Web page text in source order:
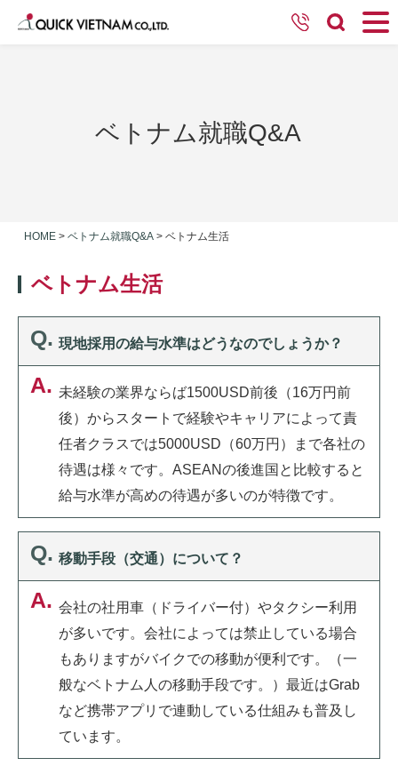
ベトナム就職Q&A
HOME > ベトナム就職Q&A > ベトナム生活
ベトナム生活
現地採用の給与水準はどうなのでしょうか？
未経験の業界ならば1500USD前後（16万円前
後）からスタートで経験やキャリアによって責
任者クラスでは5000USD（60万円）まで各社の
待遇は様々です。ASEANの後進国と比較すると
給与水準が高めの待遇が多いのが特徴です。
移動手段（交通）について？
会社の社用車（ドライバー付）やタクシー利用
が多いです。会社によっては禁止している場合
もありますがバイクでの移動が便利です。（一
般なベトナム人の移動手段です。）最近はGrab
など携帯アプリで連動している仕組みも普及し
ています。